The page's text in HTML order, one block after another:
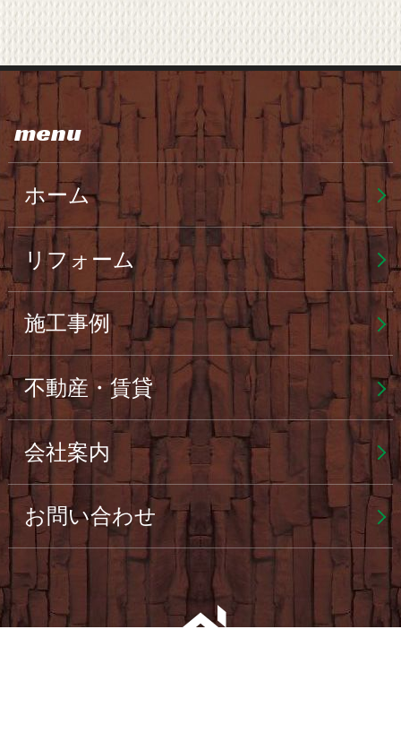
menu
ホーム
リフォーム
施工事例
不動産・賃貸
会社案内
お問い合わせ